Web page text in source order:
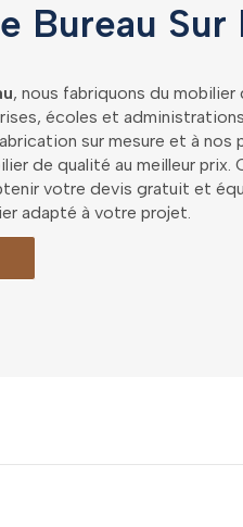
Bureau
, nous fabriquons du mobilier
écoles et
sur mesure et à nos
de qualité au meilleur
votre devis gratuit et
adapté à votre projet.